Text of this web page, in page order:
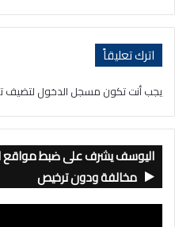
اترك تعليقاً
يجب أنت تكون مسجل الدخول لتضيف
اليوسف يشرف على ضبط مواقع
مخالفة ودون ترخيص